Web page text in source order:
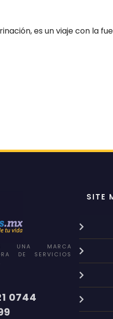
es un viaje con la
ES UNA MARCA
DE SERVICIOS
0744
SITE